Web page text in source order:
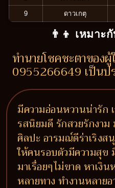
9 ดาวเกตุ
👨‍👦 เหมาะ
ทำนายโชคชะตาของผู้
0955266649 เป็นป
มีความอ่อนหวานน่ารัก
รสนิยมดี รักสวยรักงาม
ศิลปะ อารมณ์ดีร่าเริง
ให้คนรอบตัวมีความสุข
มาเรื่อยๆไม่ขาด หาเงิน
หลายทาง ทำงานหลาย